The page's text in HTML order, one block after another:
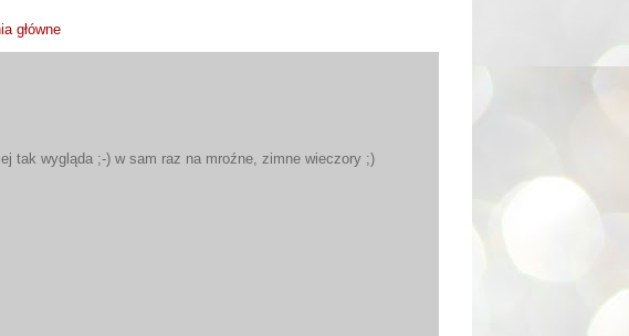
główne
tak wygląda ;-) w sam raz na mroźne, zimne wieczory ;)